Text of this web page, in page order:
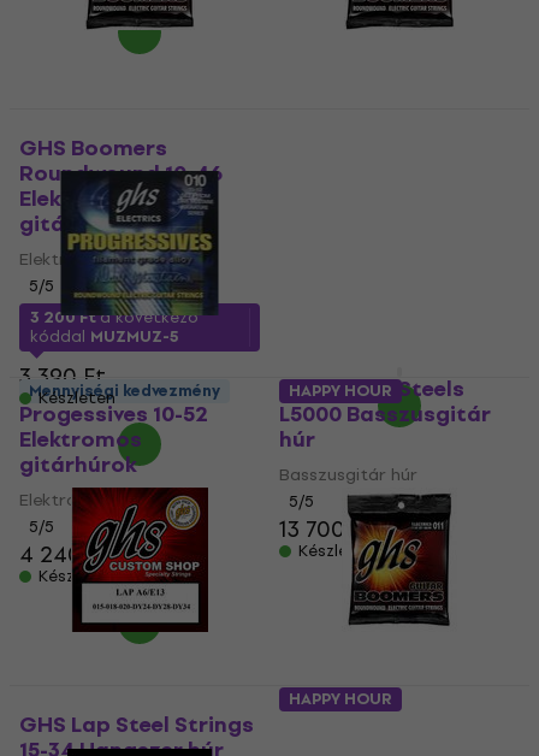
GHS Boomers
Roundwound 10-46
Elektromos
gitárhúrok
Elektromos gitárhúrok
5/5
3 200 Fta következő
kóddal MUZMUZ-5
3 390 Ft
Készleten
GHS Dave Mustaine
Progessives 10-52
Elektromos
gitárhúrok
Elektromos gitárhúrok
5/5
4 240 Ft
Készleten
GHS Super Steels
L5000 Basszusgitár
húr
Basszusgitár húr
5/5
13 700 Ft
Készleten
Mennyiségi kedvezmény
GHS Lap Steel Strings
HAPPY HOUR
HAPPY HOUR